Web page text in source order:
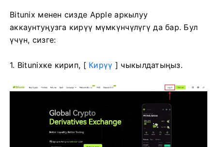
Bitunix менен сизде Apple аркылуу
аккаунтуңузга кирүү мүмкүнчүлүгү да бар. Бул
үчүн, сизге:
1. Bitunixке кирип, [ Кирүү ] чыкылдатыңыз.